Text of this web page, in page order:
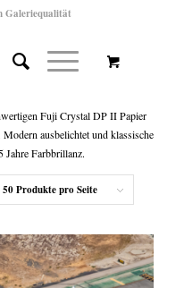
Galeriequalität
Fuji Crystal DP II Papier
ausbelichtet und klassische
Jahre Farbbrillanz.
50 Produkte pro Seite